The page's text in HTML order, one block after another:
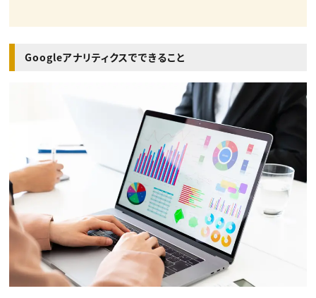
Googleアナリティクスでできること